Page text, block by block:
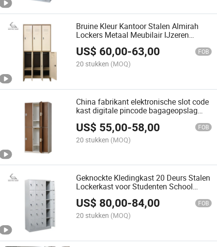
Bruine Kleur Kantoor Stalen Almirah
Lockers Metaal Meubilair IJzeren
Opslag Gym Locker
US$ 60,00-63,00 FOB
20 stukken (MOQ)
China fabrikant elektronische slot code
kast digitale pincode bagageopslag
US$ 55,00-58,00 FOB
20 stukken (MOQ)
Geknockte Kledingkast 20 Deurs Stalen
Lockerkast voor Studenten School
Metalen Locker
US$ 80,00-84,00 FOB
20 stukken (MOQ)